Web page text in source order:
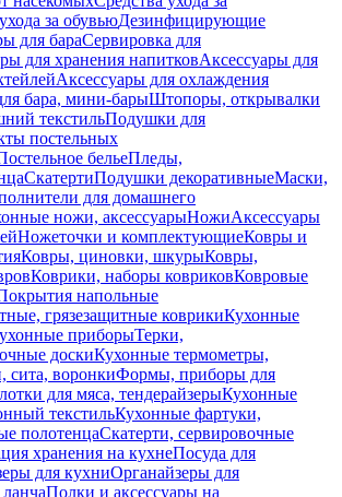
за обувьюДезинфицирующие
для бараСервировка для
для хранения напитковАксессуары для
Аксессуары для охлаждения
бара, мини-барыШтопоры, открывалки
текстильПодушки для
постельных
бельеПледы,
СкатертиПодушки декоративныеМаски,
для домашнего
ножи, аксессуарыНожиАксессуары
Ножеточки и комплектующиеКовры и
Ковры, циновки, шкурыКовры,
Коврики, наборы ковриковКовровые
напольные
грязезащитные коврикиКухонные
приборыТерки,
доскиКухонные термометры,
сита, воронкиФормы, приборы для
для мяса, тендерайзерыКухонные
текстильКухонные фартуки,
полотенцаСкатерти, сервировочные
хранения на кухнеПосуда для
для кухниОрганайзеры для
Полки и аксессуары на